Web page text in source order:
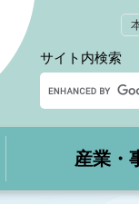
サイト内検索
産業・